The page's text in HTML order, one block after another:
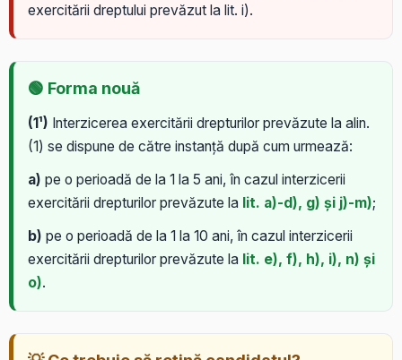
exercitării dreptului prevăzut la lit. i).
🟢 Forma nouă
(1¹) Interzicerea exercitării drepturilor prevăzute la alin.
(1) se dispune de către instanță după cum urmează:
a) pe o perioadă de la 1 la 5 ani, în cazul interzicerii
exercitării drepturilor prevăzute la lit. a)-d), g) și j)-m);
b) pe o perioadă de la 1 la 10 ani, în cazul interzicerii
exercitării drepturilor prevăzute la lit. e), f), h), i), n) și
o).